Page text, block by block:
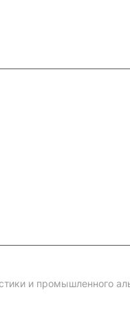
и промышленного